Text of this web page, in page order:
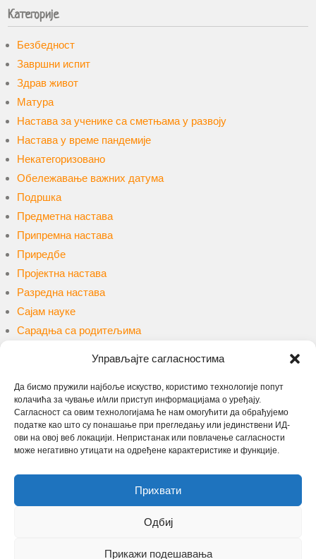
Управљајте сагласностима
Да бисмо пружили најбоље искуство, користимо технологије попут
колачића за чување и/или приступ информацијама о уређају.
Сагласност са овим технологијама ће нам омогућити да обрађујемо
податке као што су понашање при прегледању или јединствени ИД-
ови на овој веб локацији. Непристанак или повлачење сагласности
може негативно утицати на одређене карактеристике и функције.
Прихвати
Одбиј
Прикажи подешавања
Категорије
Безбедност
Завршни испит
Здрав живот
Матура
Настава за ученике са сметњама у развоју
Настава у време пандемије
Некатегоризовано
Обележавање важних датума
Подршка
Предметна настава
Припремна настава
Приредбе
Пројектна настава
Разредна настава
Сајам науке
Сарадња са родитељима
Такмичења и конкурси
Уџбеници и наставна средства
Упис
Учење на даљину